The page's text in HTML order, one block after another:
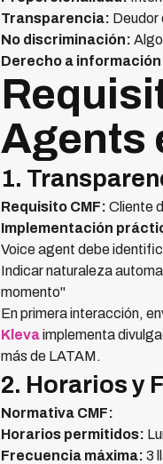
Transparencia: Deudor
No discriminación:
Derecho a
Agents
1.
Requisito CMF: Cliente
Implementación
Voice agent debe
Indicar naturaleza
momento"
En primera interacción,
Klevaimplementa
más de LATAM.
2. Horarios y
Normativa CMF:
Horarios permitidos:
Frecuencia máxima: 3